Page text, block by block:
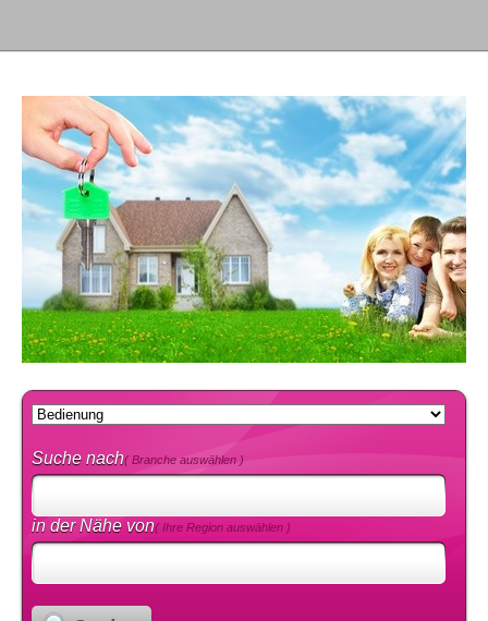
Suche nach( Branche auswählen )
in der Nähe von( Ihre Region auswählen )